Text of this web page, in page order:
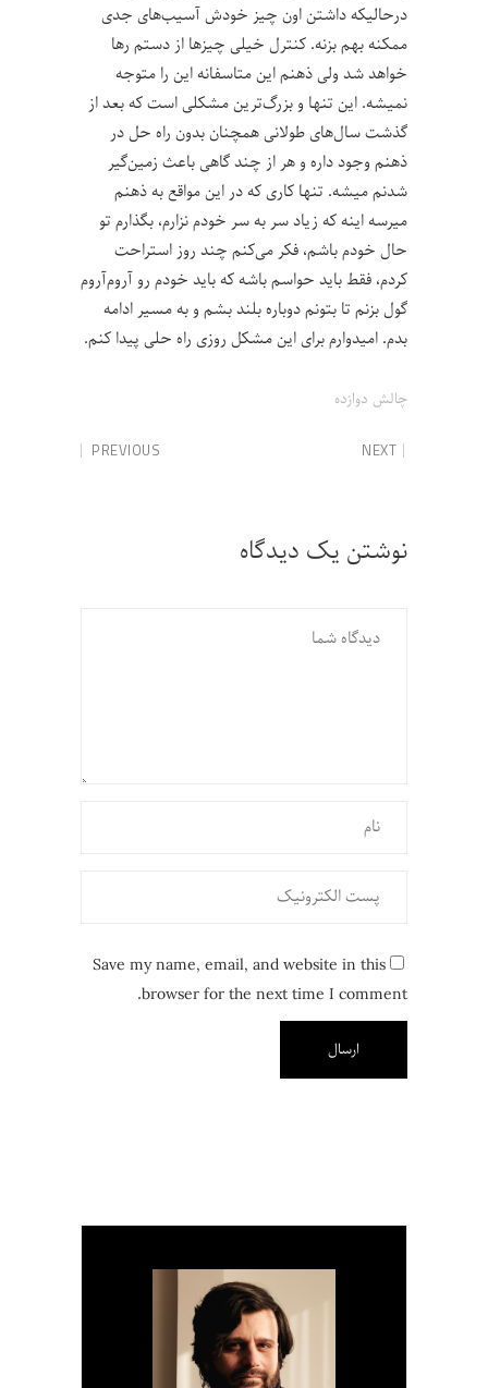
درحالیکه داشتن اون چیز خودش آسیب‌های جدی
ممکنه بهم بزنه. کنترل خیلی چیزها از دستم رها
خواهد شد ولی ذهنم این متاسفانه این را متوجه
نمیشه. این تنها و بزرگ‌ترین مشکلی است که بعد از
گذشت سال‌های طولانی همچنان بدون راه حل در
ذهنم وجود داره و هر از چند گاهی باعث زمین‌گیر
شدنم میشه. تنها کاری که در این مواقع به ذهنم
میرسه اینه که زیاد سر به سر خودم نزارم، بگذارم تو
حال خودم باشم، فکر می‌کنم چند روز استراحت
کردم، فقط باید حواسم باشه که باید خودم رو آروم‌آروم
گول بزنم تا بتونم دوباره بلند بشم و به مسیر ادامه
بدم. امیدوارم برای این مشکل روزی راه حلی پیدا کنم.
چالش‌ دوازده
PREVIOUS NEXT
نوشتن یک دیدگاه
Save my name, email, and website in this
browser for the next time I comment.